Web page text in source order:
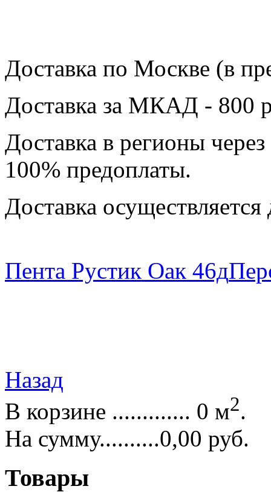
Доставка по Москве (в
Доставка за МКАД - 800
Доставка в регионы
100% предоплаты.
Доставка осуществляется
Пента Рустик Оак 46д
Назад
В корзине ............. 0 м2.
На сумму..........0,00 руб.
Товары